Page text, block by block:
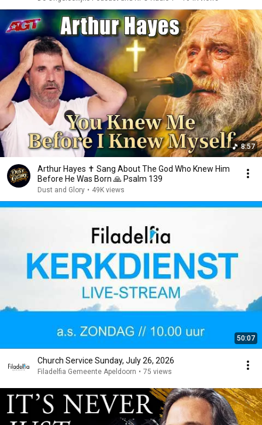
8:57
Arthur Hayes ✝️ Sang About The God Who Knew Him
Before He Was Born 🙏 Psalm 139
Dust and Glory • 49K views
50:07
Church Service Sunday, July 26, 2026
Filadelfia Gemeente Apeldoorn • 75 views